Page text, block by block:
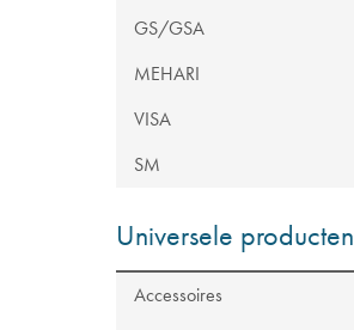
GS/GSA
MEHARI
VISA
SM
Universele producten
Accessoires